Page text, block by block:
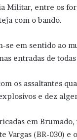
Militar, entre os
com o bando.
se em sentido ao
entradas de
os assaltantes
e dez
em Brumado,
Vargas (BR-030) e